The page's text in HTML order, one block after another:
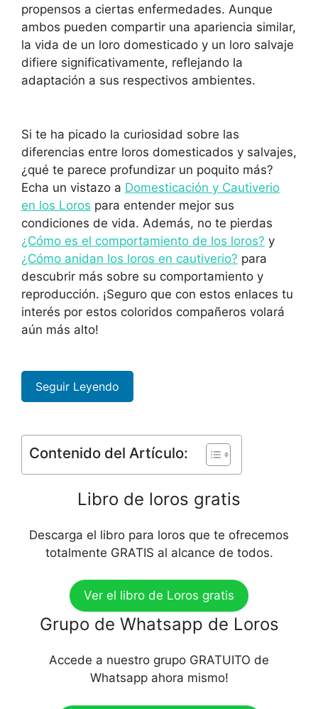
propensos a ciertas enfermedades. Aunque
ambos pueden compartir una apariencia similar,
la vida de un loro domesticado y un loro salvaje
difiere significativamente, reflejando la
adaptación a sus respectivos ambientes.
Si te ha picado la curiosidad sobre las
diferencias entre loros domesticados y salvajes,
¿qué te parece profundizar un poquito más?
Echa un vistazo a Domesticación y Cautiverio
en los Loros para entender mejor sus
condiciones de vida. Además, no te pierdas
¿Cómo es el comportamiento de los loros? y
¿Cómo anidan los loros en cautiverio? para
descubrir más sobre su comportamiento y
reproducción. ¡Seguro que con estos enlaces tu
interés por estos coloridos compañeros volará
aún más alto!
Seguir Leyendo
Contenido del Artículo:
Libro de loros gratis
Descarga el libro para loros que te ofrecemos
totalmente GRATIS al alcance de todos.
Ver el libro de Loros gratis
Grupo de Whatsapp de Loros
Accede a nuestro grupo GRATUITO de
Whatsapp ahora mismo!